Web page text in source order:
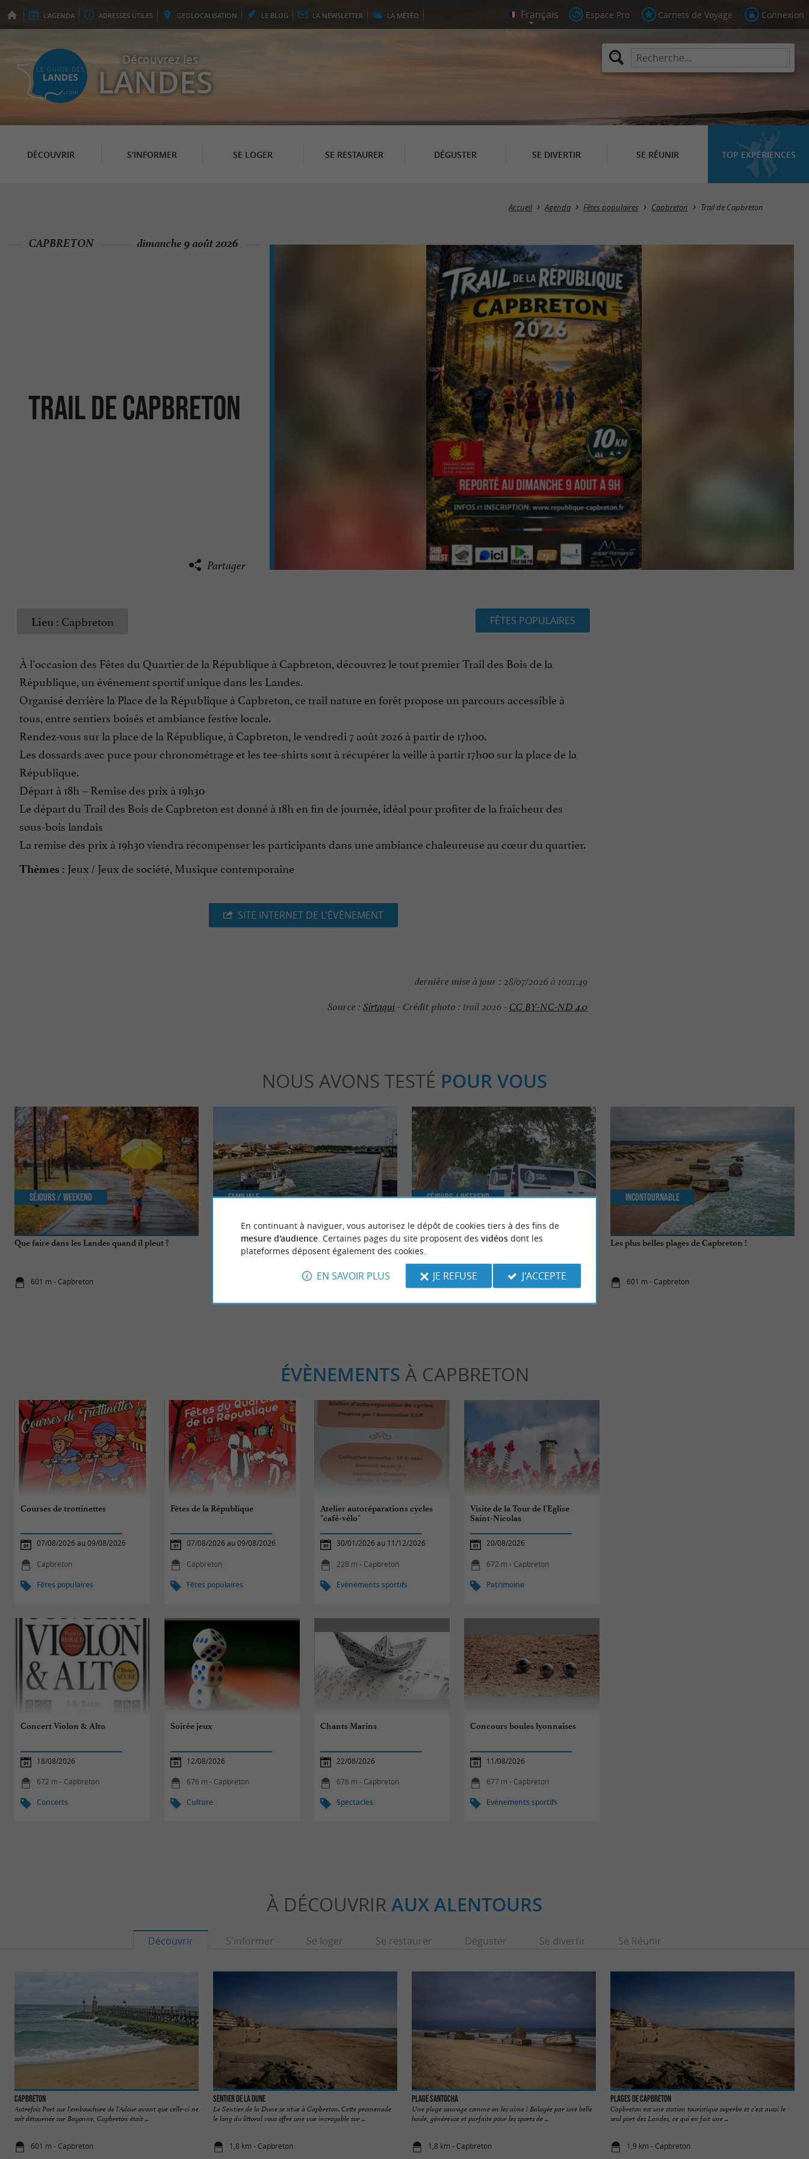
L'AGENDA ADRESSES UTILES GEOLOCALISATION LE BLOG LA NEWSLETTER LA MÉTÉO Espace Pro Carnets de Voyage Connexion
Découvrez les
LANDES
DÉCOUVRIR S'INFORMER SE LOGER SE RESTAURER DÉGUSTER SE DIVERTIR SE RÉUNIR TOP EXPÉRIENCES
Accueil Agenda Fêtes populaires Capbreton Trail de Capbreton
Trail de Capbreton
CAPBRETON dimanche 9 août 2026
Partager
Lieu : Capbreton FÊTES POPULAIRES
À l’occasion des Fêtes du Quartier de la République à Capbreton, découvrez le tout premier Trail des Bois de la
République, un événement sportif unique dans les Landes.
Organisé derrière la Place de la République à Capbreton, ce trail nature en forêt propose un parcours accessible à
tous, entre sentiers boisés et ambiance festive locale.
Rendez-vous sur la place de la République, à Capbreton, le vendredi 7 août 2026 à partir de 17h00.
Les dossards avec puce pour chronométrage et les tee-shirts sont à récupérer la veille à partir 17h00 sur la place de la
République.
Départ à 18h – Remise des prix à 19h30
Le départ du Trail des Bois de Capbreton est donné à 18h en fin de journée, idéal pour profiter de la fraîcheur des
sous-bois landais
La remise des prix à 19h30 viendra récompenser les participants dans une ambiance chaleureuse au cœur du quartier.
Thèmes : Jeux / Jeux de société, Musique contemporaine
SITE INTERNET DE L'ÉVÈNEMENT
dernière mise à jour : 28/07/2026 à 10:11:49
Source : Sirtaqui-Crédit photo : trail 2026 -CC BY-NC-ND 4.0
NOUS AVONS TESTÉ POUR VOUS
Que faire dans les Landes quand il pleut ?
601 m - Capbreton
Séjours / Weekend
Les plus beaux ports des Landes, parfaits pour se
détendre
Familiale
Le Van Landais, un kit d’aménagement simple à
monter pour une Vanlife facilitée dans les
Landes
601 m - Capbreton
Séjours / Weekend
Les plus belles plages de Capbreton !
601 m - Capbreton
Incontournable
ÉVÈNEMENTS À CAPBRETON
Courses de trottinettes
07/08/2026 au 09/08/2026
Capbreton
Fêtes populaires
Fêtes de la République
07/08/2026 au 09/08/2026
Capbreton
Fêtes populaires
Atelier autoréparations cycles
"café-vélo"
30/01/2026 au 11/12/2026
228 m - Capbreton
Evènements sportifs
Visite de la Tour de l'Eglise
Saint-Nicolas
20/08/2026
672 m - Capbreton
Patrimoine
Concert Violon & Alto
18/08/2026
672 m - Capbreton
Concerts
Soirée jeux
12/08/2026
676 m - Capbreton
Culture
Chants Marins
22/08/2026
676 m - Capbreton
Spectacles
Concours boules lyonnaises
11/08/2026
677 m - Capbreton
Evènements sportifs
À DÉCOUVRIR AUX ALENTOURS
Découvrir S'informer Se loger Se restaurer Déguster Se divertir Se Réunir
Capbreton
Autrefois Port sur l'embouchure de l'Adour avant que celle-ci ne
soit détournée sur Bayonne, Capbreton était ...
601 m - Capbreton
Sentier de la Dune
Le Sentier de la Dune se situe à Capbreton. Cette promenade
le long du littoral vous offre une vue incroyable sur ...
1,8 km - Capbreton
Plage Santocha
Une plage sauvage comme on les aime ! Balayée par une belle
houle, généreuse et parfaite pour les sports de ...
1,8 km - Capbreton
Plages de Capbreton
Capbreton est une station touristique superbe et c’est aussi le
seul port des Landes, ce qui en fait une ...
1,9 km - Capbreton
En continuant à naviguer, vous autorisez le dépôt de cookies tiers à des fins de
mesure d'audience. Certaines pages du site proposent des vidéosdont les
plateformes déposent également des cookies.
EN SAVOIR PLUS JE REFUSE J'ACCEPTE